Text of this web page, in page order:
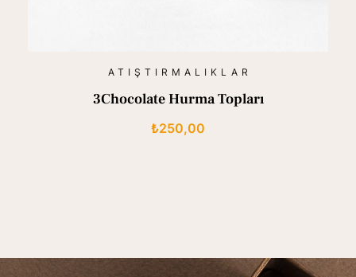
ATIŞTIRMALIKLAR
3Chocolate Hurma Topları
₺250,00